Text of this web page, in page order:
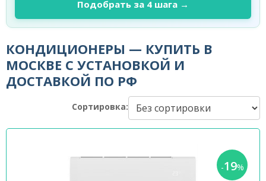
Подобрать за 4 шага →
КОНДИЦИОНЕРЫ — КУПИТЬ В
МОСКВЕ С УСТАНОВКОЙ И
ДОСТАВКОЙ ПО РФ
Сортировка:
-19%